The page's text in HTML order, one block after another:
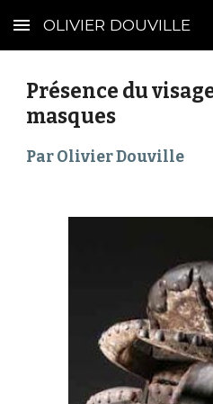
Skip to main content
OLIVIER DOUVILLE
Présence du
masques
Par Olivier Douville